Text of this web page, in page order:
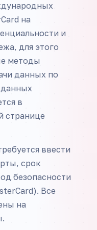
на
и
для этого
методы
данных по
в
странице
ввести
срок
безопасности
Все
на